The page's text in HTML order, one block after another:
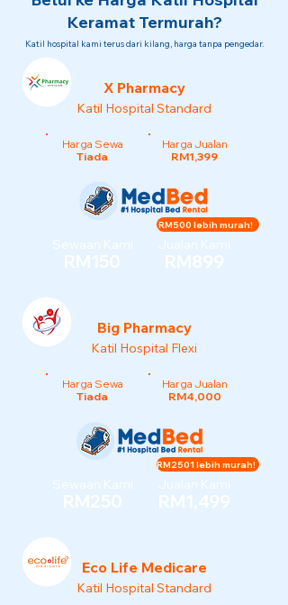
Keramat Termurah?
Katil hospital kami terus dari kilang, harga tanpa pengedar.
X Pharmacy
Katil Hospital Standard
Harga Sewa
Tiada
Harga Jualan
RM1,399
Sewaan Kami
RM150
Jualan Kami
RM899
RM500 lebih murah!
Big Pharmacy
Katil Hospital Flexi
Harga Sewa
Tiada
Harga Jualan
RM4,000
Sewaan Kami
RM250
Jualan Kami
RM1,499
RM2501 lebih murah!
Eco Life Medicare
Katil Hospital Standard